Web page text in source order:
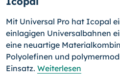
Mit Universal Pro hat Icopal
einlagigen Uni­ver­sal­bah­nen
eine neuartige
Polyolefinen und
Einsatz. Weiterlesen